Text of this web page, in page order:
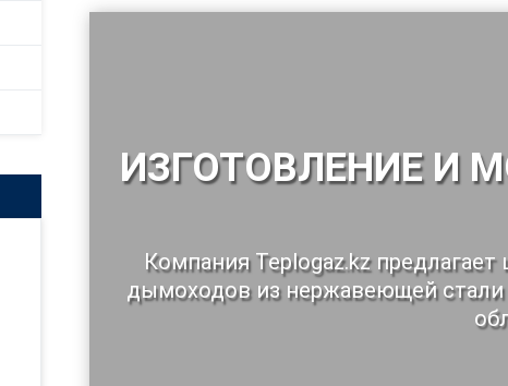
ИЗГОТОВЛЕНИЕ И
Компания Teplogaz.kz
дымоходов из нержавеющей